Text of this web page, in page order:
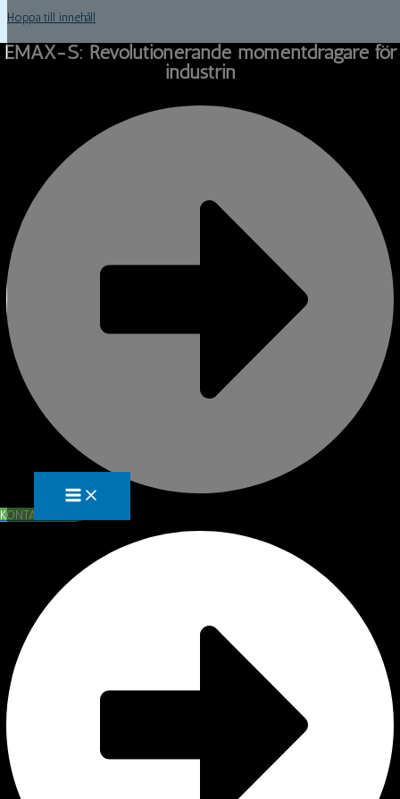
Hoppa till innehåll
EMAX-S: Revolutionerande momentdragare för
industrin
KONTAKTA OSS